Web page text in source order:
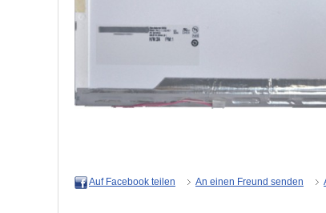
Auf Facebook teilen An einen Freund senden